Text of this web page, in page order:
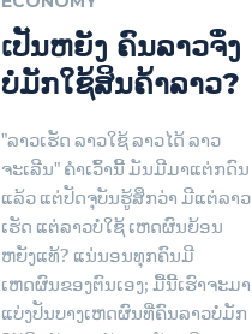
ເປັນຫຍັງ ຄົນລາວຈຶ່ງ
ບໍ່ມັກໃຊ້ສິນຄ້າລາວ?
"ລາວເຮັດ ລາວໃຊ້ ລາວໄດ້ ລາວ
ຈະເລີນ" ຄຳເວົ້ານີ້ ມັນມີມາແຕ່ກດົນ
ແລ້ວ ແຕ່ປັດຈຸບັນຮູ້ສຶກວ່າ ມີແຕ່ລາວ
ເຮັດ ແຕ່ລາວບໍ່ໃຊ້ ເຫດຜົນຍ້ອນ
ຫຍັງແທ້? ແນ່ນອນທຸກຄົນມີ
ເຫດຜົນຂອງຕົນເອງ; ມື້ນີ້ເຮົາຈະມາ
ແບ່ງປັນບາງເຫດຜົນທີ່ຄົນລາວບໍ່ມັກ